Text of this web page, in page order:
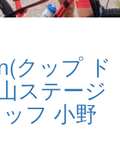
クップ ド
ステージ
フ 小野